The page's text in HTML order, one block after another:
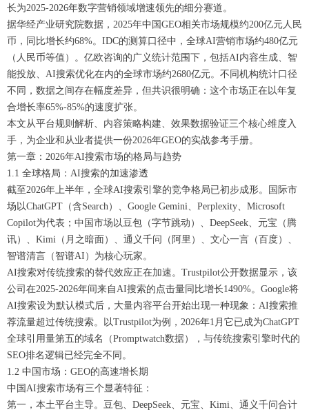
长为2025-2026年数字营销领域增速领先的细分赛道。
据华经产业研究院数据，2025年中国GEO相关市场规模约200亿元人民
币，同比增长约68%。IDC的测算口径中，全球AI营销市场约480亿元
（人民币等值）。亿欧咨询的广义统计范围下，包括AI内容生成、智
能投放、AI搜索优化在内的全球市场约2680亿元。不同机构统计口径
不同，数据之间存在幅度差异，但共识很明确：这个市场正在以年复
合增长率65%-85%的速度扩张。
本文从平台规则解析、内容策略构建、效果数据验证三个核心维度入
手，为企业和从业者提供一份2026年GEO的实战参考手册。
第一章：2026年AI搜索市场的格局与趋势
1.1 全球格局：AI搜索的加速渗透
截至2026年上半年，全球AI搜索引擎的竞争格局已初步成形。国际市
场以ChatGPT（含Search）、Google Gemini、Perplexity、Microsoft
Copilot为代表；中国市场以豆包（字节跳动）、DeepSeek、元宝（腾
讯）、Kimi（月之暗面）、通义千问（阿里）、文心一言（百度）、
智谱清言（智谱AI）为核心玩家。
AI搜索对传统搜索的替代效应正在加速。Trustpilot公开数据显示，该
公司在2025-2026年间来自AI搜索的点击量同比增长1490%。Google将
AI搜索设为默认模式后，大量内容平台开始出现一种现象：AI搜索推
荐流量超过传统搜索。以Trustpilot为例，2026年1月它已成为ChatGPT
全球引用量第五的域名（Promptwatch数据），与传统搜索引擎时代的
SEO排名逻辑已经完全不同。
1.2 中国市场：GEO的高速增长期
中国AI搜索市场有三个显著特征：
第一，本土平台主导。豆包、DeepSeek、元宝、Kimi、通义千问合计